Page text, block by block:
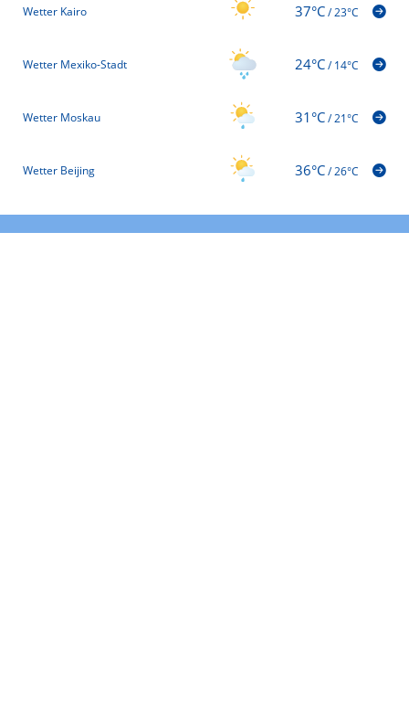
Wetter Kairo 37°C/23°C
Wetter Mexiko-Stadt 24°C/14°C
Wetter Moskau 31°C/21°C
Wetter Beijing 36°C/26°C